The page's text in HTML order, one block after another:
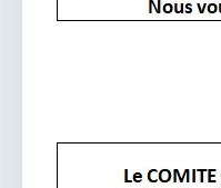
140 Place de la